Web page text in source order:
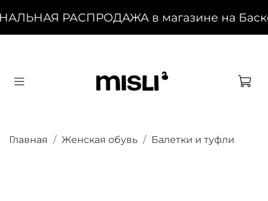
РАСПРОДАЖА в магазине на
Главная Женская обувь Балетки и туфли